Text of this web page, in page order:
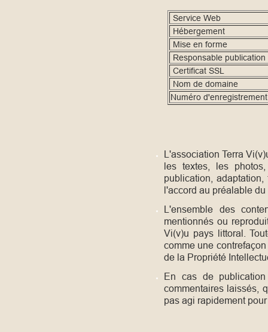
Service Web
Hébergement
Mise en forme
Responsable publication
Certificat SSL
Nom de domaine
Numéro d'enregistrement
L'association Terra
les textes, les
publication,
l'accord au préalable
L'ensemble des
mentionnés ou
Vi(v)u pays littoral.
comme une
de la Propriété
En cas de
commentaires laissés,
pas agi rapidement